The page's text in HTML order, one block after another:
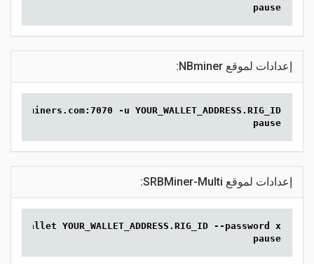
pause
إعدادات لموقع NBminer:
-u YOUR_WALLET_ADDRESS.RIG_ID
pause
إعدادات لموقع SRBMiner-Multi:
YOUR_WALLET_ADDRESS.RIG_ID --password x
pause